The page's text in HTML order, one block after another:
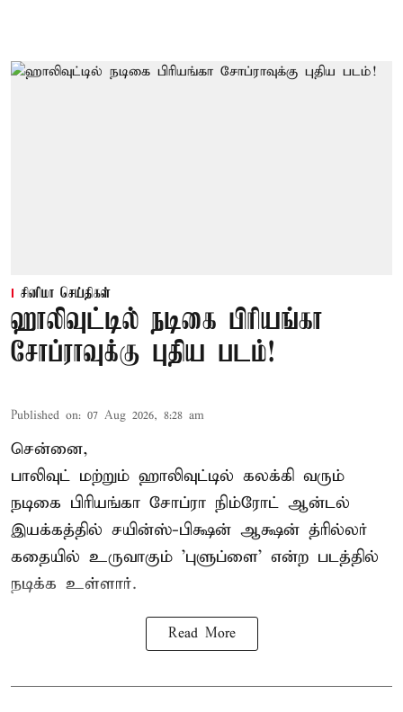
சினிமா செய்திகள்
ஹாலிவுட்டில் நடிகை பிரியங்கா
சோப்ராவுக்கு புதிய படம்!
Published on: 07 Aug 2026, 8:28 am
சென்னை,
பாலிவுட் மற்றும் ஹாலிவுட்டில் கலக்கி வரும்
நடிகை பிரியங்கா சோப்ரா நிம்ரோட் ஆன்டல்
இயக்கத்தில் சயின்ஸ்-பிக்ஷன் ஆக்ஷன் த்ரில்லர்
கதையில் உருவாகும் 'புளுப்ளை' என்ற படத்தில்
நடிக்க உள்ளார்.
Read More